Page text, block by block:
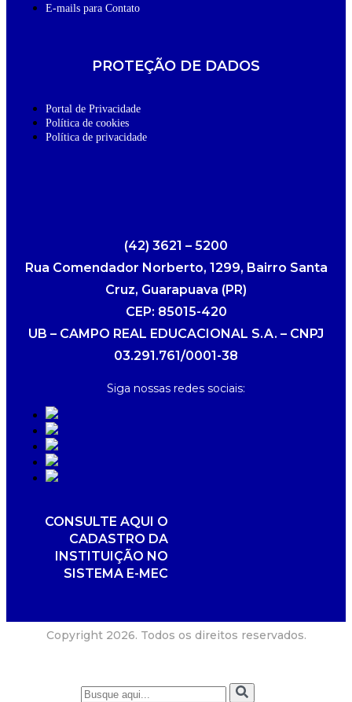
E-mails para Contato
PROTEÇÃO DE DADOS
Portal de Privacidade
Política de cookies
Política de privacidade
(42) 3621 – 5200
Rua Comendador Norberto, 1299, Bairro Santa
Cruz, Guarapuava (PR)
CEP: 85015-420
UB – CAMPO REAL EDUCACIONAL S.A. – CNPJ
03.291.761/0001-38
Siga nossas redes sociais:
CONSULTE AQUI O
CADASTRO DA
INSTITUIÇÃO NO
SISTEMA E-MEC
Copyright 2026. Todos os direitos reservados.